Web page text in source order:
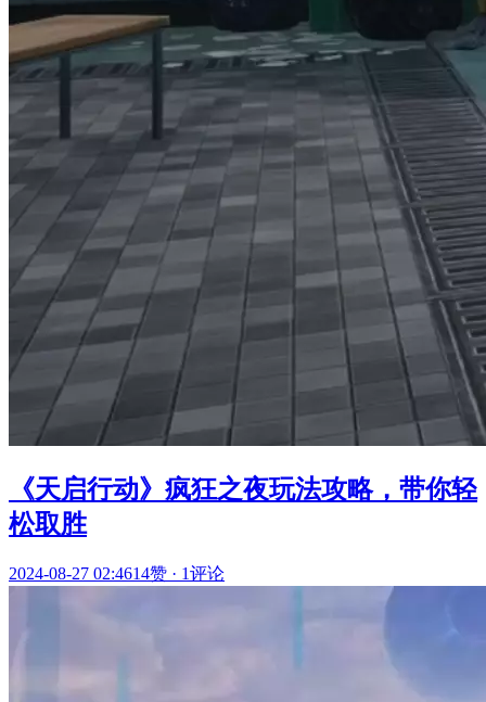
《天启行动》疯狂之夜玩法攻略，带你轻
松取胜
2024-08-27 02:4614赞 · 1评论